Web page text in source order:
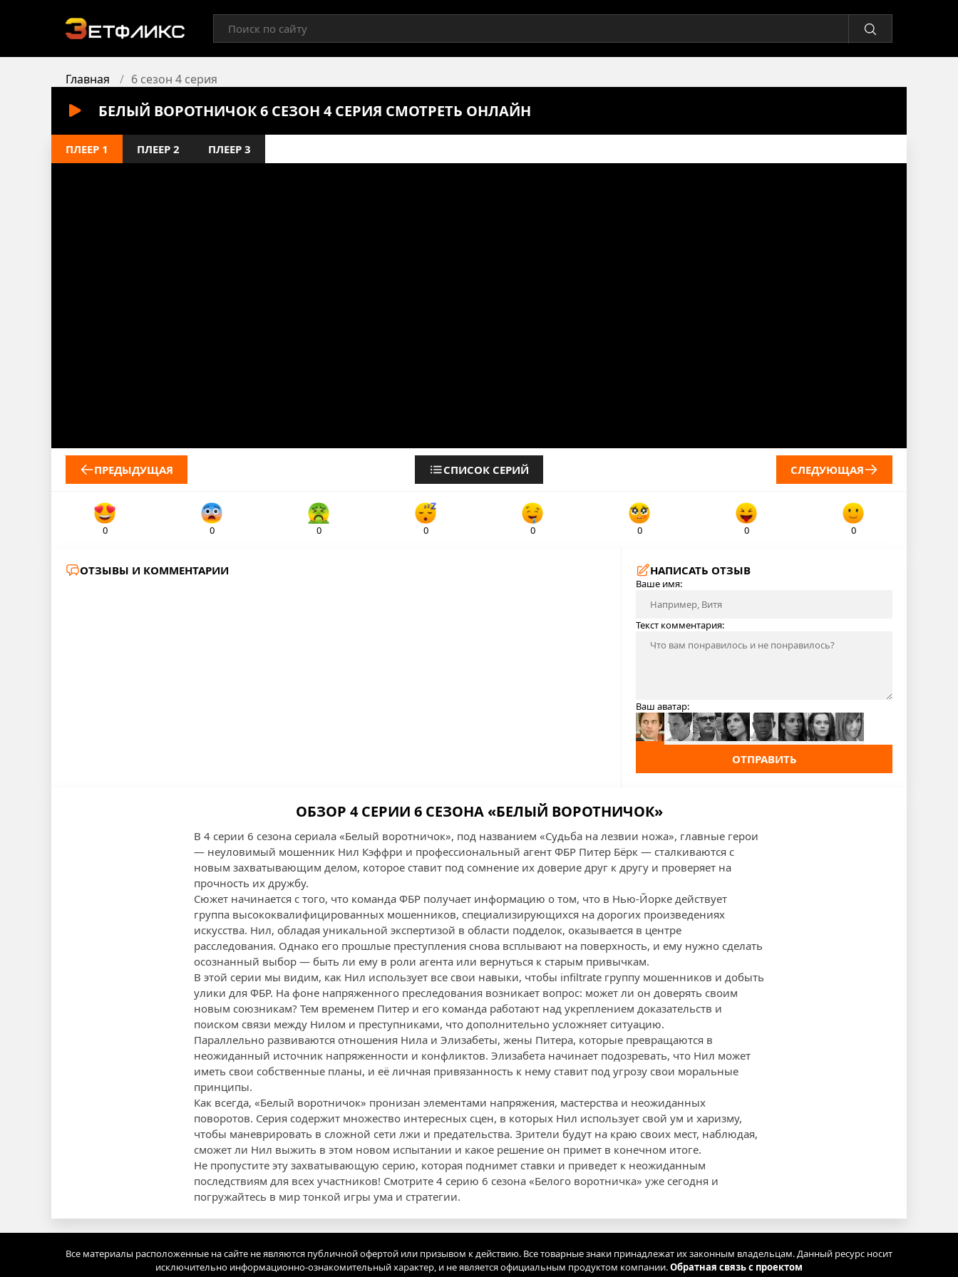
Главная 6 сезон 4 серия
БЕЛЫЙ ВОРОТНИЧОК 6 СЕЗОН 4 СЕРИЯ СМОТРЕТЬ ОНЛАЙН
ПЛЕЕР 1 ПЛЕЕР 2 ПЛЕЕР 3
ПРЕДЫДУЩАЯ СПИСОК СЕРИЙ СЛЕДУЮЩАЯ
0 0 0 0 0 0 0 0
ОТЗЫВЫ И КОММЕНТАРИИ НАПИСАТЬ ОТЗЫВ
Ваше имя:
Текст комментария:
Ваш аватар:
ОТПРАВИТЬ
ОБЗОР 4 СЕРИИ 6 СЕЗОНА «БЕЛЫЙ ВОРОТНИЧОК»
В 4 серии 6 сезона сериала «Белый воротничок», под названием «Судьба на лезвии ножа», главные герои
— неуловимый мошенник Нил Кэффри и профессиональный агент ФБР Питер Бёрк — сталкиваются с
новым захватывающим делом, которое ставит под сомнение их доверие друг к другу и проверяет на
прочность их дружбу.
Сюжет начинается с того, что команда ФБР получает информацию о том, что в Нью-Йорке действует
группа высококвалифицированных мошенников, специализирующихся на дорогих произведениях
искусства. Нил, обладая уникальной экспертизой в области подделок, оказывается в центре
расследования. Однако его прошлые преступления снова всплывают на поверхность, и ему нужно сделать
осознанный выбор — быть ли ему в роли агента или вернуться к старым привычкам.
В этой серии мы видим, как Нил использует все свои навыки, чтобы infiltrate группу мошенников и добыть
улики для ФБР. На фоне напряженного преследования возникает вопрос: может ли он доверять своим
новым союзникам? Тем временем Питер и его команда работают над укреплением доказательств и
поиском связи между Нилом и преступниками, что дополнительно усложняет ситуацию.
Параллельно развиваются отношения Нила и Элизабеты, жены Питера, которые превращаются в
неожиданный источник напряженности и конфликтов. Элизабета начинает подозревать, что Нил может
иметь свои собственные планы, и её личная привязанность к нему ставит под угрозу свои моральные
принципы.
Как всегда, «Белый воротничок» пронизан элементами напряжения, мастерства и неожиданных
поворотов. Серия содержит множество интересных сцен, в которых Нил использует свой ум и харизму,
чтобы маневрировать в сложной сети лжи и предательства. Зрители будут на краю своих мест, наблюдая,
сможет ли Нил выжить в этом новом испытании и какое решение он примет в конечном итоге.
Не пропустите эту захватывающую серию, которая поднимет ставки и приведет к неожиданным
последствиям для всех участников! Смотрите 4 серию 6 сезона «Белого воротничка» уже сегодня и
погружайтесь в мир тонкой игры ума и стратегии.
Все материалы расположенные на сайте не являются публичной офертой или призывом к действию. Все товарные знаки принадлежат их законным владельцам. Данный ресурс носит
исключительно информационно-ознакомительный характер, и не является официальным продуктом компании.Обратная связь с проектом